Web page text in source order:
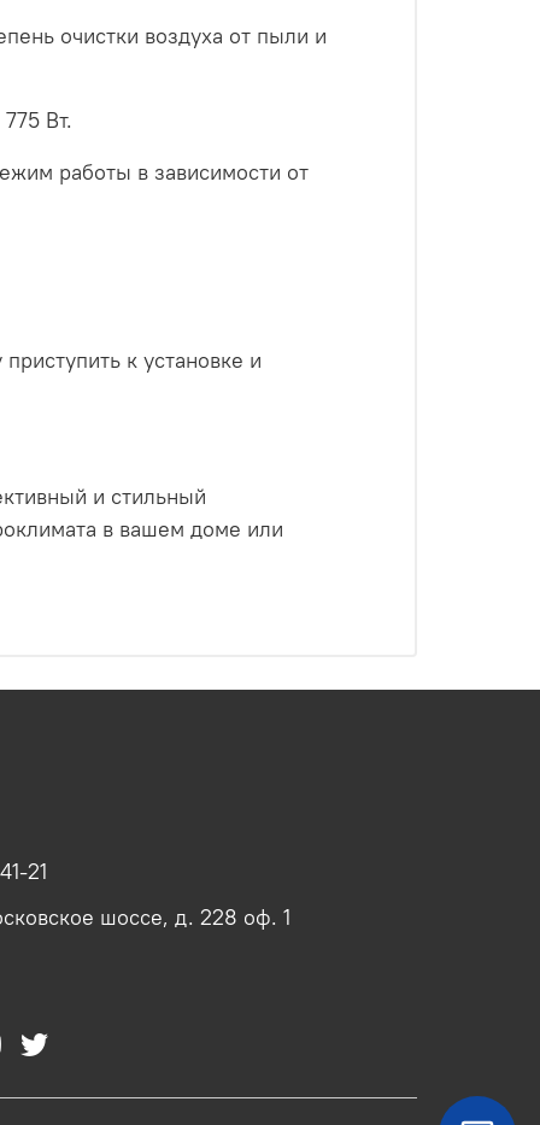
очистки воздуха от пыли и
Вт.
работы в зависимости от
к установке и
и стильный
в вашем доме или
21
шоссе, д. 228 оф. 1